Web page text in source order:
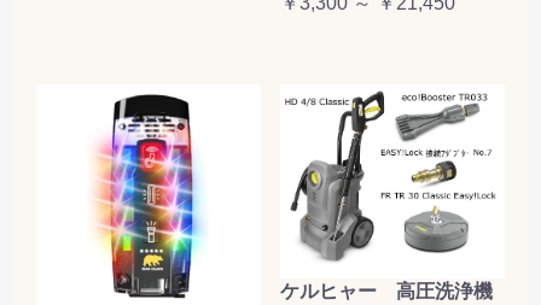
ケルヒャー 高圧洗浄機